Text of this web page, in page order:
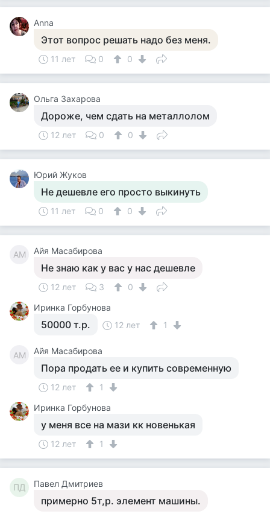
Anna
Этот вопрос решать надо без меня.
11 лет 0 0
Ольга Захарова
Дороже, чем сдать на металлолом
12 лет 0 0
Юрий Жуков
Не дешевле его просто выкинуть
11 лет 0 0
АМ Айя Масабирова
Не знаю как у вас у нас дешевле
12 лет 3
0
Иринка Горбунова
50000 т.р. 12 лет 1
АМ Айя Масабирова
Пора продать ее и купить современную
12 лет
1
Иринка Горбунова
у меня все на мази кк новенькая
12 лет 1
ПД Павел Дмитриев
примерно 5т,р. элемент машины.